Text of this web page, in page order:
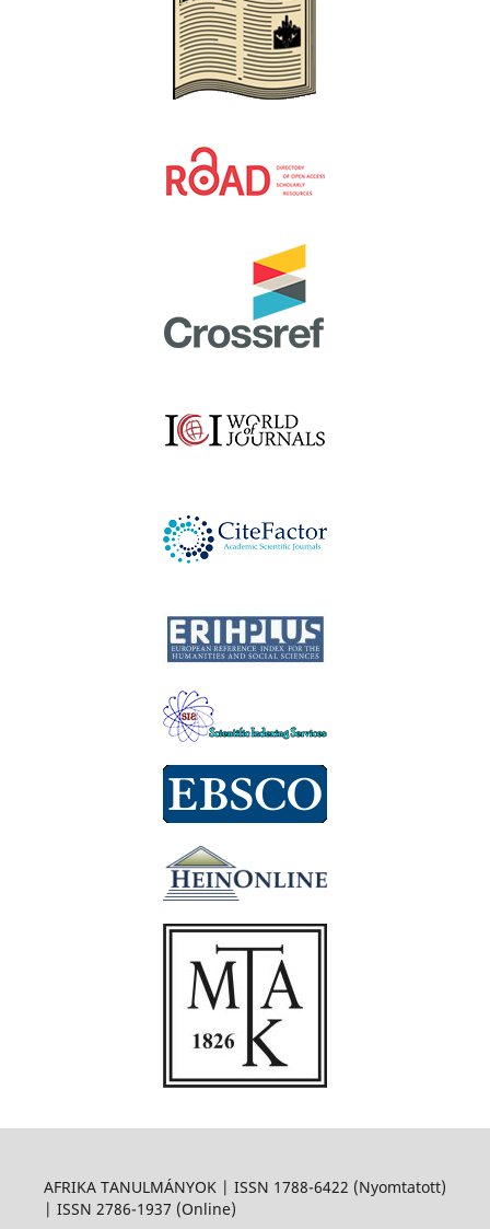
AFRIKA TANULMÁNYOK | ISSN 1788-6422 (Nyomtatott)
| ISSN 2786-1937 (Online)